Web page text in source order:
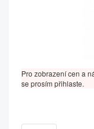
Pro zobrazení cen a
se prosím přihlaste.